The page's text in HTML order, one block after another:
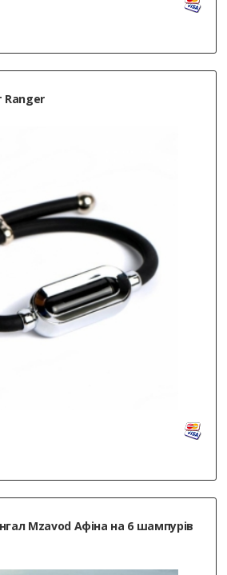
Ranger
Mzavod Афіна на 6 шампурів